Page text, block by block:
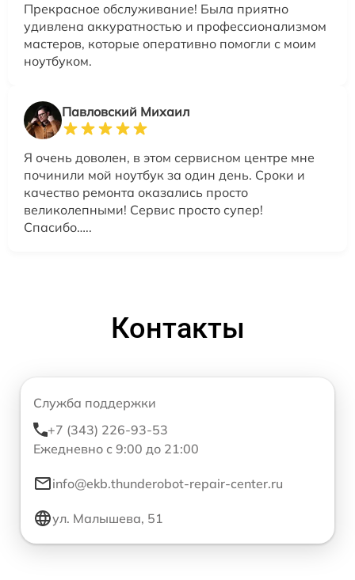
Прекрасное обслуживание! Была приятно
удивлена аккуратностью и профессионализмом
мастеров, которые оперативно помогли с моим
ноутбуком.
Павловский Михаил
Я очень доволен, в этом сервисном центре мне
починили мой ноутбук за один день. Сроки и
качество ремонта оказались просто
великолепными! Сервис просто супер!
Спасибо…..
Контакты
Служба поддержки
+7 (343) 226-93-53
Ежедневно с 9:00 до 21:00
info@ekb.thunderobot-repair-center.ru
ул. Малышева, 51